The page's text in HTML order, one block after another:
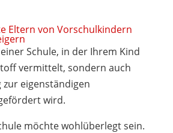
Eltern von Vorschulkindern
Schule, in der Ihrem Kind
vermittelt, sondern auch
zur eigenständigen
wird.
möchte wohlüberlegt sein.